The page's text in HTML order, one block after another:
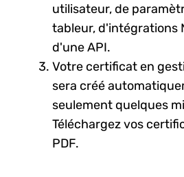
utilisateur, de
tableur, d'intégrations
d'une API.
Votre certificat en
sera créé
seulement quelques
Téléchargez vos
PDF.